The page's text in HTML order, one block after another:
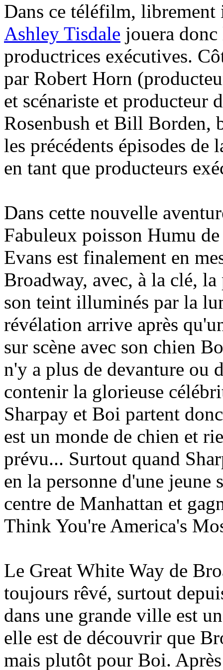
Dans ce téléfilm, librement
Ashley Tisdale jouera
productrices exécutives.
par Robert Horn
et scénariste et producteur
Rosenbush et Bill Borden,
les précédents épisodes de
en tant que producteurs
Dans cette nouvelle
Fabuleux poisson Humu
Evans est finalement en
Broadway, avec, à la clé,
son teint illuminés par la
révélation arrive après
sur scène avec son chien
n'y a plus de devanture ou
contenir la glorieuse
Sharpay et Boi partent
est un monde de chien et
prévu... Surtout quand
en la personne d'une
centre de Manhattan et
Think You're America's
Le Great White Way de
toujours rêvé, surtout
dans une grande ville est
elle est de découvrir que
mais plutôt pour Boi.